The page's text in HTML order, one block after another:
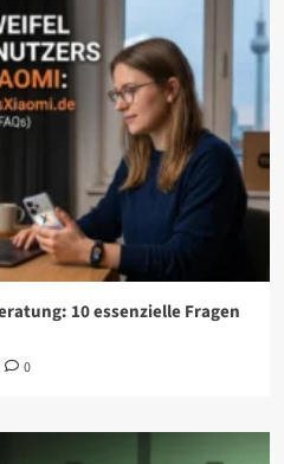
10 essenzielle Fragen
0